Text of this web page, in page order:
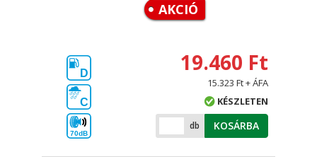
AKCIÓ
D
C
70dB
19.460 Ft
15.323 Ft + ÁFA
KÉSZLETEN
db KOSÁRBA